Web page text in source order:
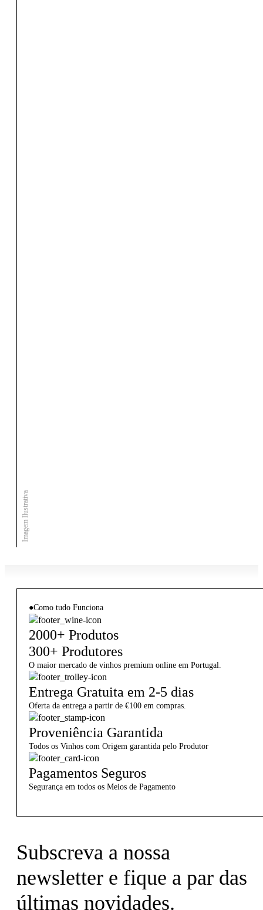
Imagem Ilustrativa
●Como tudo Funciona
2000+ Produtos
300+ Produtores
O maior mercado de vinhos premium online em Portugal.
Entrega Gratuita em 2-5 dias
Oferta da entrega a partir de €100 em compras.
Proveniência Garantida
Todos os Vinhos com Origem garantida pelo Produtor
Pagamentos Seguros
Segurança em todos os Meios de Pagamento
Subscreva a nossa
newsletter e fique a par das
últimas novidades.